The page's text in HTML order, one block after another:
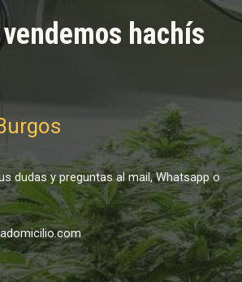
hachís
dudas y preguntas al mail, Whatsapp o